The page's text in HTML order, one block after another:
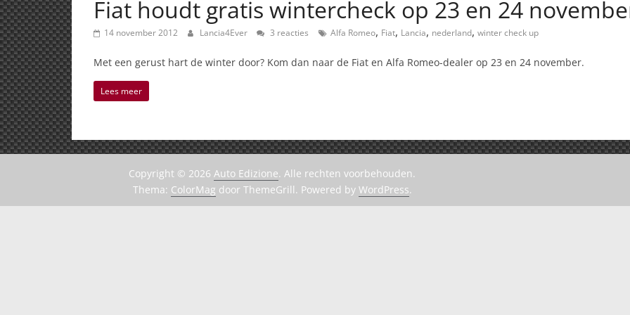
Fiat houdt gratis wintercheck op 23 en 24
14 november 2012 Lancia4Ever 3 reacties Alfa Romeo, Fiat, Lancia, nederland, winter check up
Met een gerust hart de winter door? Kom dan naar de Fiat en Alfa Romeo-dealer op 23 en 24 november.
Lees meer
Copyright © 2026 Auto Edizione. Alle rechten voorbehouden.
Thema: ColorMag door ThemeGrill. Powered by WordPress.